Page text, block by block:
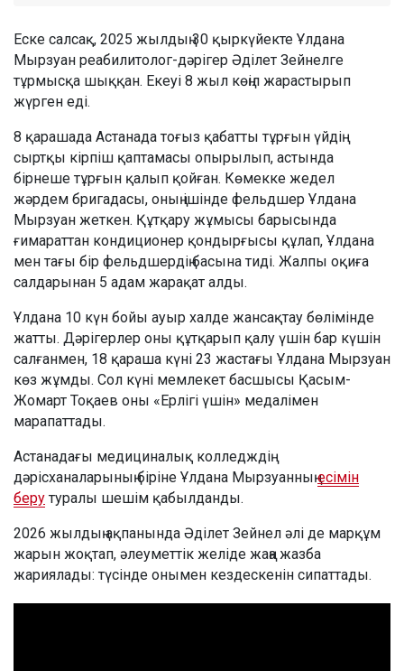
Еске салсақ, 2025 жылдың 30 қыркүйекте Ұлдана
Мырзуан реабилитолог-дәрігер Әділет Зейнелге
тұрмысқа шыққан. Екеуі 8 жыл көңіл жарастырып
жүрген еді.
8 қарашада Астанада тоғыз қабатты тұрғын үйдің
сыртқы кірпіш қаптамасы опырылып, астында
бірнеше тұрғын қалып қойған. Көмекке жедел
жәрдем бригадасы, оның ішінде фельдшер Ұлдана
Мырзуан жеткен. Құтқару жұмысы барысында
ғимараттан кондиционер қондырғысы құлап, Ұлдана
мен тағы бір фельдшердің басына тиді. Жалпы оқиға
салдарынан 5 адам жарақат алды.
Ұлдана 10 күн бойы ауыр халде жансақтау бөлімінде
жатты. Дәрігерлер оны құтқарып қалу үшін бар күшін
салғанмен, 18 қараша күні 23 жастағы Ұлдана Мырзуан
көз жұмды. Сол күні мемлекет басшысы Қасым-
Жомарт Тоқаев оны «Ерлігі үшін» медалімен
марапаттады.
Астанадағы медициналық колледждің
дәрісханаларының біріне Ұлдана Мырзуанныңесімін
беру туралы шешім қабылданды.
2026 жылдың ақпанында Әділет Зейнел әлі де марқұм
жарын жоқтап, әлеуметтік желіде жаңа жазба
жариялады: түсінде онымен кездескенін сипаттады.